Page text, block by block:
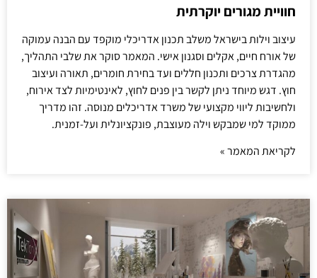
חוויית מגורים יוקרתית
עיצוב וילות בישראל משלב תכנון אדריכלי מוקפד עם הבנה עמוקה
של אורח חיים, אקלים וסגנון אישי. המאמר סוקר את שלבי התהליך,
מהגדרת צרכים ותכנון חללים ועד בחירת חומרים, תאורה ועיצוב
חוץ. דגש מיוחד ניתן לקשר בין פנים לחוץ, לאינטימיות לצד אירוח,
ולחשיבות ליווי מקצועי של משרד אדריכלים מנוסה. זהו מדריך
ממוקד למי שמבקש וילה מעוצבת, פונקציונלית ועל-זמנית.
לקריאת המאמר »